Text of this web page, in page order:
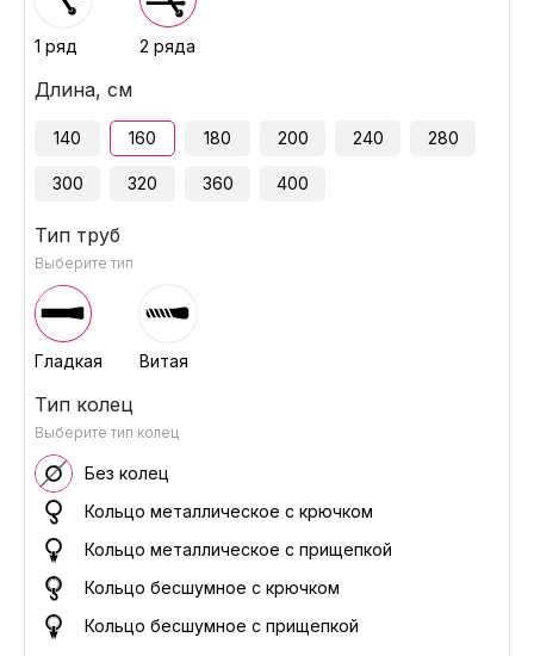
1 ряд 2 ряда
Длина, см
140 160 180 200 240 280
300 320 360 400
Тип труб
Выберите тип
Гладкая Витая
Тип колец
Выберите тип колец
Без колец
Кольцо металлическое с крючком
Кольцо металлическое с прищепкой
Кольцо бесшумное с крючком
Кольцо бесшумное с прищепкой